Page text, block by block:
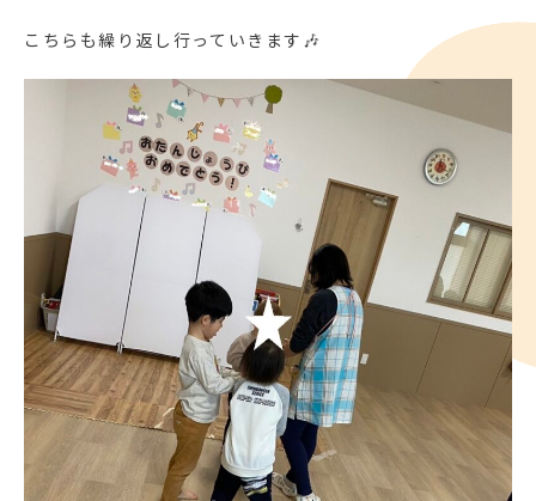
こちらも繰り返し行っていきます🎶